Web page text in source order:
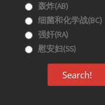
轰炸(AB)
细菌和化学战(BC)
强奸(RA)
慰安妇(SS)
Search!